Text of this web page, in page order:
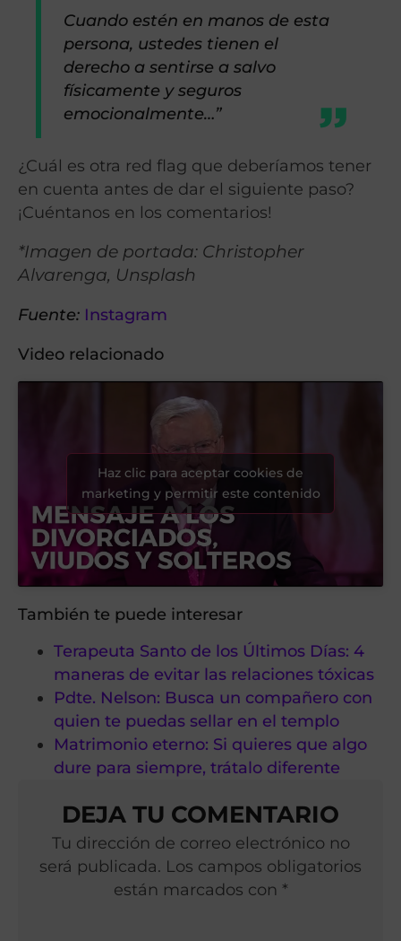
Cuando estén en manos de esta
persona, ustedes tienen el
derecho a sentirse a salvo
físicamente y seguros
emocionalmente…”
¿Cuál es otra red flag que deberíamos tener
en cuenta antes de dar el siguiente paso?
¡Cuéntanos en los comentarios!
*Imagen de portada: Christopher
Alvarenga, Unsplash
Fuente: Instagram
Video relacionado
Haz clic para aceptar cookies de
marketing y permitir este contenido
También te puede interesar
Terapeuta Santo de los Últimos Días: 4
maneras de evitar las relaciones tóxicas
Pdte. Nelson: Busca un compañero con
quien te puedas sellar en el templo
Matrimonio eterno: Si quieres que algo
dure para siempre, trátalo diferente
DEJA TU COMENTARIO
Tu dirección de correo electrónico no
será publicada. Los campos obligatorios
están marcados con *